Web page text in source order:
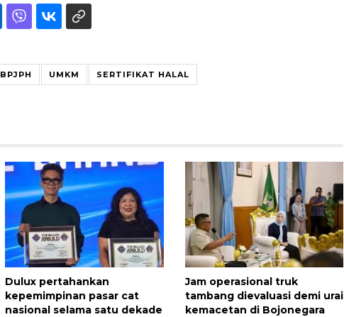
BPJPH UMKM SERTIFIKAT HALAL
Dulux pertahankan
kepemimpinan pasar cat
nasional selama satu dekade
Jam operasional truk
tambang dievaluasi demi urai
kemacetan di Bojonegara